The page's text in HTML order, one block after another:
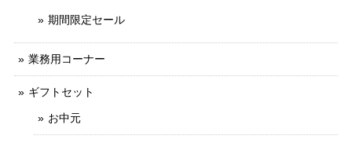
期間限定セール
業務用コーナー
ギフトセット
お中元